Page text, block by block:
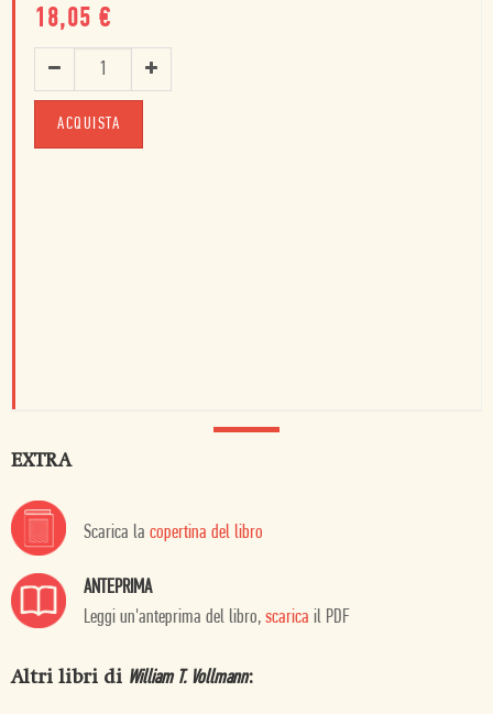
18,05 €
ACQUISTA
EXTRA
Scarica la copertina del libro
ANTEPRIMA
Leggi un'anteprima del libro, scarica il PDF
Altri libri di William T. Vollmann: